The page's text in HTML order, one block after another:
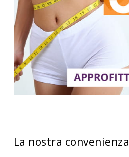
La nostra convenienza